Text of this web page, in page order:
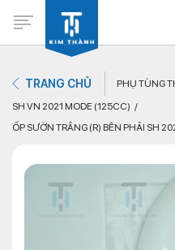
Không có sản
TRANG CHỦ
PHỤ TÙNG
SH VN 2021 MODE (125CC)
ỐP SƯỜN TRẮNG (R) BÊN PHẢI SH